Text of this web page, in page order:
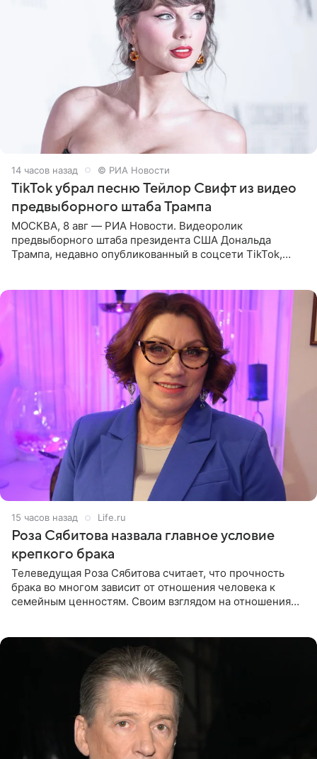
14 часов назад © РИА Новости
TikTok убрал песню Тейлор Свифт из видео
предвыборного штаба Трампа
МОСКВА, 8 авг — РИА Новости. Видеоролик
предвыборного штаба президента США Дональда
Трампа, недавно опубликованный в соцсети TikTok,
15 часов назад Life.ru
Роза Сябитова назвала главное условие
крепкого брака
Телеведущая Роза Сябитова считает, что прочность
брака во многом зависит от отношения человека к
семейным ценностям. Своим взглядом на отношения